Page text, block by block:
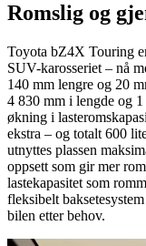
Romslig og
Toyota bZ4X Touring
SUV-karosseriet – nå
140 mm lengre og 20
4 830 mm i lengde og
økning i
ekstra – og totalt 600
utnyttes plassen
oppsett som gir mer
lastekapasitet som
fleksibelt
bilen etter behov.